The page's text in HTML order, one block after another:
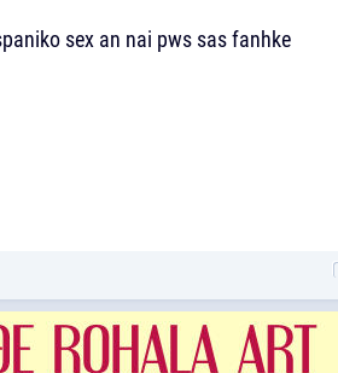
sex an nai pws sas fanhke